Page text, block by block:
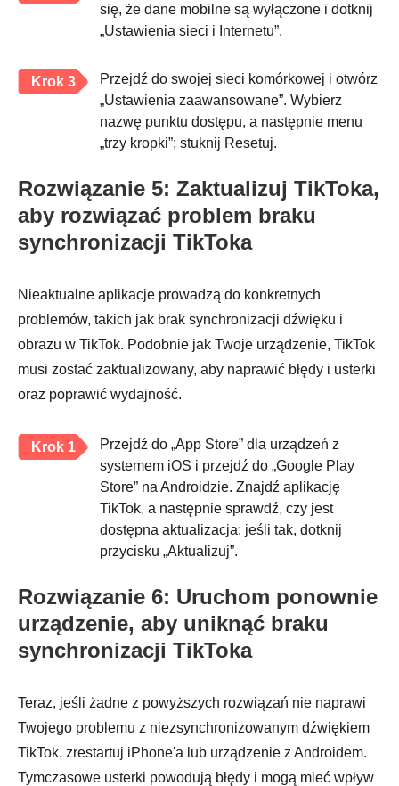
się, że dane mobilne są wyłączone i dotknij
„Ustawienia sieci i Internetu”.
Krok 3
Przejdź do swojej sieci komórkowej i otwórz
„Ustawienia zaawansowane”. Wybierz
nazwę punktu dostępu, a następnie menu
„trzy kropki”; stuknij Resetuj.
Rozwiązanie 5: Zaktualizuj TikToka,
aby rozwiązać problem braku
synchronizacji TikToka
Nieaktualne aplikacje prowadzą do konkretnych
problemów, takich jak brak synchronizacji dźwięku i
obrazu w TikTok. Podobnie jak Twoje urządzenie, TikTok
musi zostać zaktualizowany, aby naprawić błędy i usterki
oraz poprawić wydajność.
Krok 1
Przejdź do „App Store” dla urządzeń z
systemem iOS i przejdź do „Google Play
Store” na Androidzie. Znajdź aplikację
TikTok, a następnie sprawdź, czy jest
dostępna aktualizacja; jeśli tak, dotknij
przycisku „Aktualizuj”.
Rozwiązanie 6: Uruchom ponownie
urządzenie, aby uniknąć braku
synchronizacji TikToka
Teraz, jeśli żadne z powyższych rozwiązań nie naprawi
Twojego problemu z niezsynchronizowanym dźwiękiem
TikTok, zrestartuj iPhone'a lub urządzenie z Androidem.
Tymczasowe usterki powodują błędy i mogą mieć wpływ